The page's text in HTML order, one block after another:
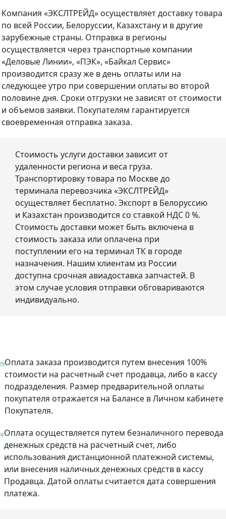
Компания «ЭКСЛТРЕЙД» осуществляет доставку товара
по всей России, Белоруссии, Казахстану и в другие
зарубежные страны. Отправка в регионы
осуществляется через транспортные компании
«Деловые Линии», «ПЭК», «Байкал Сервис»
производится сразу же в день оплаты или на
следующее утро при совершении оплаты во второй
половине дня. Сроки отгрузки не зависят от стоимости
и объемов заявки. Покупателям гарантируется
своевременная отправка заказа.
Стоимость услуги доставки зависит от
удаленности региона и веса груза.
Транспортировку товара по Москве до
терминала перевозчика «ЭКСЛТРЕЙД»
осуществляет бесплатно. Экспорт в Белоруссию
и Казахстан производится со ставкой НДС 0 %.
Стоимость доставки может быть включена в
стоимость заказа или оплачена при
поступлении его на терминал ТК в городе
назначения. Нашим клиентам из России
доступна срочная авиадоставка запчастей. В
этом случае условия отправки обговариваются
индивидуально.
Оплата заказа производится путем внесения 100%
стоимости на расчетный счет продавца, либо в кассу
подразделения. Размер предварительной оплаты
покупателя отражается на Балансе в Личном кабинете
Покупателя.
Оплата осуществляется путем безналичного перевода
денежных средств на расчетный счет, либо
использования дистанционной платежной системы,
или внесения наличных денежных средств в кассу
Продавца. Датой оплаты считается дата совершения
платежа.